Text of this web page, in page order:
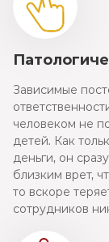
Зависимые
человеком не
детей. Как
деньги, он
близким врет,
то вскоре
сотрудников